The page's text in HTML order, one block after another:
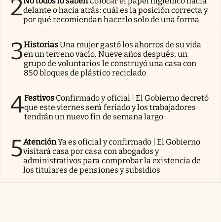
2delante o hacia atrás: cuál es la posición correcta y
por qué recomiendan hacerlo solo de una forma
3HistoriasUna mujer gastó los ahorros de su vida
en un terreno vacío. Nueve años después, un
grupo de voluntarios le construyó una casa con
850 bloques de plástico reciclado
4Festivos Confirmado y oficial | El Gobierno decretó
que este viernes será feriado y los trabajadores
tendrán un nuevo fin de semana largo
5AtenciónYa es oficial y confirmado | El Gobierno
visitará casa por casa con abogados y
administrativos para comprobar la existencia de
los titulares de pensiones y subsidios